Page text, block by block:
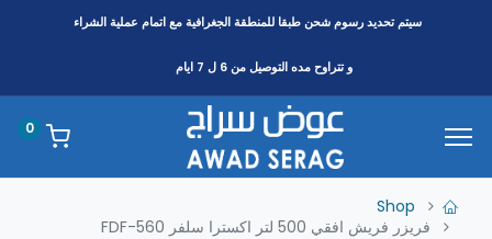
سيتم تحديد رسوم شحن طبقا للمنطقةالجغرافية مع اتمام عملية الشراء
و تتراوح مده التوصيل من 6 ل 7 ايام
0
Shop
فريزر فريش افقي 500 لتر اكسترا سلفر FDF-560